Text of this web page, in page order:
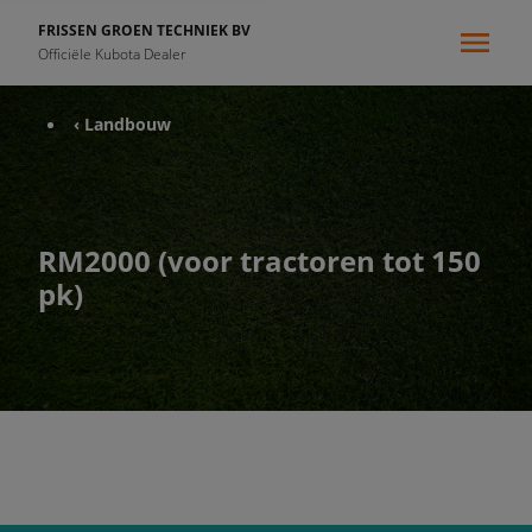
FRISSEN GROEN TECHNIEK BV
Officiële Kubota Dealer
‹ Landbouw
RM2000 (voor tractoren tot 150
pk)